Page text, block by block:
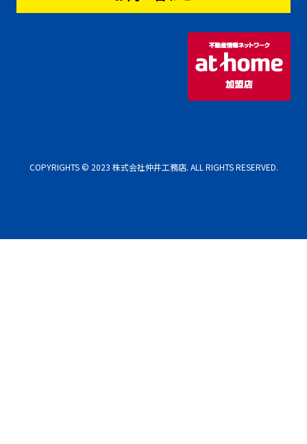
COPYRIGHTS © 2023 株式会社仲井工務店. ALL RIGHTS RESERVED.